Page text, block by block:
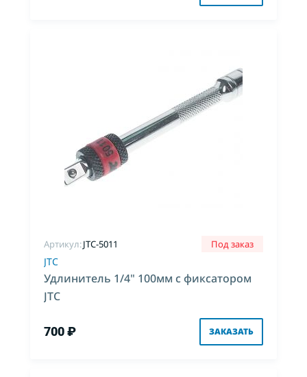
Артикул:JTC-5011 Под заказ
JTC
Удлинитель 1/4" 100мм с фиксатором
JTC
700 ₽ ЗАКАЗАТЬ